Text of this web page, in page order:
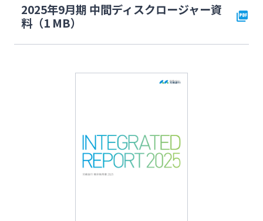
2025年9月期 中間ディスクロージャー資
料（1 MB）